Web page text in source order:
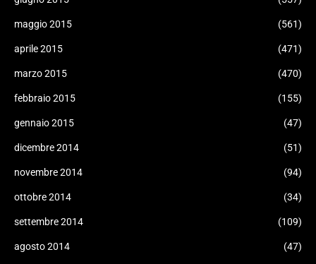
maggio 2015 (561)
aprile 2015 (471)
marzo 2015 (470)
febbraio 2015 (155)
gennaio 2015 (47)
dicembre 2014 (51)
novembre 2014 (94)
ottobre 2014 (34)
settembre 2014 (109)
agosto 2014 (47)